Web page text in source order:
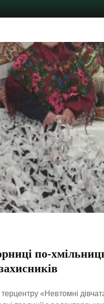
по-
«Невтомні